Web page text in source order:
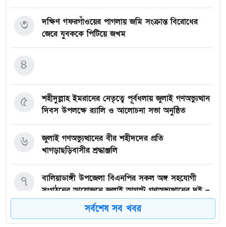
দক্ষিণ গফরগাঁওয়ের পাগলায় জমি সংক্রান্ত বিরোধের
জেরে যুবককে পিটিয়ে জখম
৩
৪
শহীদুল্লাহ ইমরানের নেতৃত্বে পূর্বধলায় জুলাই গণঅভ্যুত্থান
দিবস উপলক্ষে র‍্যালি ও আলোচনা সভা অনুষ্ঠিত
৫
জুলাই গণঅভ্যুত্থানের বীর শহীদদের প্রতি
খাগড়াছড়িবাসীর শ্রদ্ধাঞ্জলি
৬
বালিয়াডাঙ্গী উপজেলা বিএনপির সকল অঙ্গ সহযোগী
সংগঠনের আয়োজনে জুলাই আগস্ট গণঅভ্যুত্থানের দুই –
বছর পূর্তি উপলক্ষে আনন্দ মিছিল ও শোভাযাত্রা অনুষ্ঠিত,
৭
সর্বশেষ সব খবর